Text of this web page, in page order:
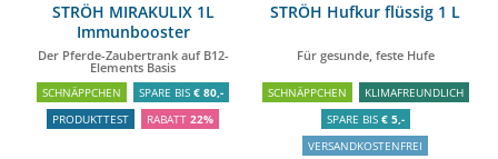
STRÖH MIRAKULIX 1L
Immunbooster
Der Pferde-Zaubertrank auf B12-
Elements Basis
SCHNÄPPCHEN SPARE BIS € 80,-
PRODUKTTEST
RABATT 22%
STRÖH Hufkur flüssig 1 L
Für gesunde, feste Hufe
SCHNÄPPCHEN
KLIMAFREUNDLICH
SPARE BIS € 5,-
VERSANDKOSTENFREI